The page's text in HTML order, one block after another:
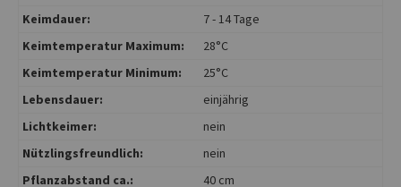
Keimdauer:
7 - 14 Tage
Keimtemperatur Maximum:
28°C
Keimtemperatur Minimum:
25°C
Lebensdauer:
einjährig
Lichtkeimer:
nein
Nützlingsfreundlich:
nein
Pflanzabstand ca.:
40 cm